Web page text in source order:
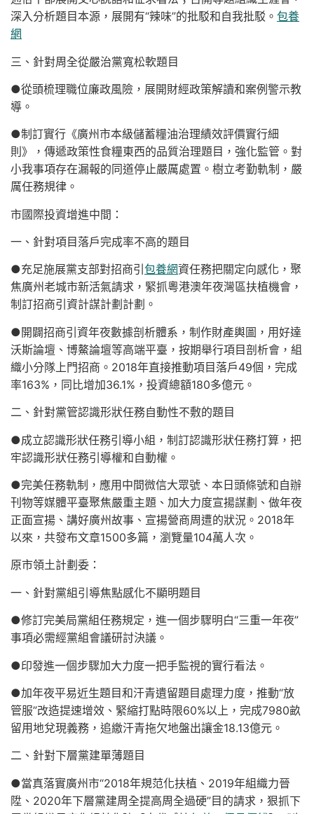
深入分析題目本源，展開有“辣味”的批駁和自我批駁。 包養
網
三、針對周全從嚴治黨寬松軟題目
●從頭梳理職位廉政風險，展開財經政策解讀和案例警示教
導。
●制訂實行《廣州市本級儲蓄糧油治理績效評價實行細
則》，傳遞政策性食糧東西的品質治理題目，強化監管。對
小我事項存在漏報的同道停止嚴厲處置。樹立考勤軌制，嚴
厲任務規律。
市國際投資增進中間：
一、針對項目落戶完成率不高的題目
●充足施展黨支部對招商引 包養網資任務把關定向感化，聚
焦廣州老城市新活氣請求，緊抓粵港澳年夜灣區扶植機會，
制訂招商引資計謀計劃計劃。
●開闢招商引資年夜數據剖析體系，制作財產輿圖，用好達
沃斯論壇、博鰲論壇等高端平臺，按期舉行項目剖析會，組
織小分隊上門招商。2018年直接推動項目落戶49個，完成
率163%，同比增加36.1%，投資總額180多億元。
二、針對黨管認識形狀任務自動性不敷的題目
●成立認識形狀任務引導小組，制訂認識形狀任務打算，把
牢認識形狀任務引導權和自動權。
●完美任務軌制，應用中間微信大眾號、本日頭條號和自辦
刊物等媒體平臺聚焦嚴重主題、加大力度宣揚謀劃、做年夜
正面宣揚、講好廣州故事、宣揚營商周遭的狀況。2018年
以來，共發布文章1500多篇，瀏覽量104萬人次。
原市領土計劃委：
一、針對黨組引導焦點感化不顯明題目
●修訂完美局黨組任務規定，進一個步驟明白“三重一年夜”
事項必需經黨組會議研討決議。
●印發進一個步驟加大力度一把手監視的實行看法。
●加年夜平易近生題目和汗青遺留題目處理力度，推動“放
管服”改造提速增效、緊縮打點時限60%以上，完成7980畝
留用地兌現義務，追繳汗青拖欠地盤出讓金18.13億元。
二、針對下層黨建單薄題目
●當真落實廣州市“2018年規范化扶植、2019年組織力晉
陞、2020年下層黨建周全提高周全過硬”目的請求，狠抓下